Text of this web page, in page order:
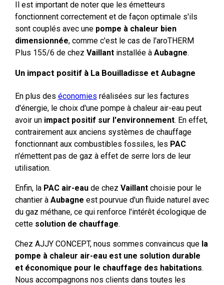
Il est important de noter que les émetteurs
fonctionnent correctement et de façon optimale s'ils
sont couplés avec unepompe à chaleur bien
dimensionnée, comme c'est le cas de l'aroTHERM
Plus 155/6 de chez Vaillantinstallée à Aubagne.
Un impact positif à La Bouilladisse et Aubagne
En plus des économies réalisées sur les factures
d'énergie, le choix d'une pompe à chaleur air-eau peut
avoir unimpact positif sur l'environnement. En effet,
contrairement aux anciens systèmes de chauffage
fonctionnant aux combustibles fossiles, les PAC
n'émettent pas de gaz à effet de serre lors de leur
utilisation.
Enfin, laPAC air-eaude chez Vaillantchoisie pour le
chantier à Aubagne est pourvue d'un fluide naturel avec
du gaz méthane, ce qui renforce l'intérêt écologique de
cettesolution de chauffage.
Chez AJJY CONCEPT, nous sommes convaincus que la
pompe à chaleur air-eau est une solution durable
et économique pour le chauffage des habitations.
Nous accompagnons nos clients dans toutes les